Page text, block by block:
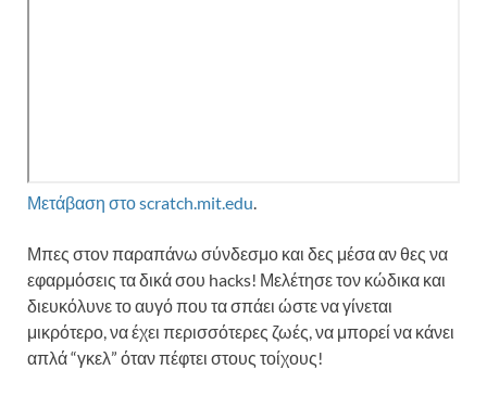
Μετάβαση στο scratch.mit.edu.
Μπες στον παραπάνω σύνδεσμο και δες μέσα αν θες να
εφαρμόσεις τα δικά σου hacks! Μελέτησε τον κώδικα και
διευκόλυνε το αυγό που τα σπάει ώστε να γίνεται
μικρότερο, να έχει περισσότερες ζωές, να μπορεί να κάνει
απλά “γκελ” όταν πέφτει στους τοίχους!